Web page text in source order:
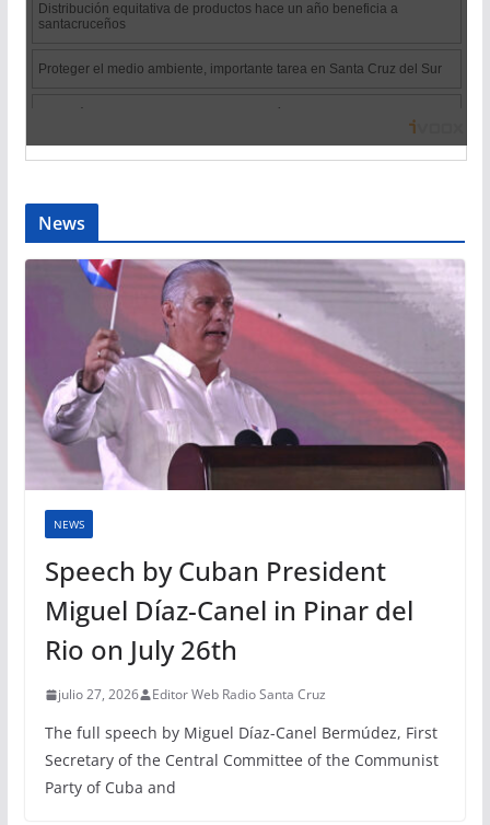
News
NEWS
Speech by Cuban President
Miguel Díaz-Canel in Pinar del
Rio on July 26th
julio 27, 2026 Editor Web Radio Santa Cruz
The full speech by Miguel Díaz-Canel Bermúdez, First
Secretary of the Central Committee of the Communist
Party of Cuba and